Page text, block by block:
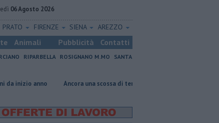
06 Agosto 2026
PRATO FIRENZE SIENA AREZZO
Animali Pubblicità Contatti
RIPARBELLA ROSIGNANO M.MO
SANTA
Ancora una scossa di terremoto nel Pisano